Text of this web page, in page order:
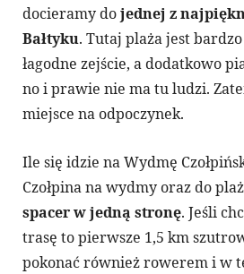
docieramy dojednej z
Bałtyku. Tutaj plaża jest
łagodne zejście, a dodatkowo
no i prawie nie ma tu ludzi.
miejsce na odpoczynek.
Ile się idzie na Wydmę
Czołpina na wydmy oraz do
spacer w jedną stronę. Jeśli
trasę to pierwsze 1,5 km
pokonać również rowerem i w